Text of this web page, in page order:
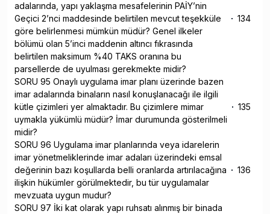
adalarında, yapı yaklaşma mesafelerinin PAİY’nin
Geçici 2’nci maddesinde belirtilen mevcut teşekküle
göre belirlenmesi mümkün müdür? Genel ilkeler
bölümü olan 5’inci maddenin altıncı fıkrasında
belirtilen maksimum %40 TAKS oranına bu
parsellerde de uyulması gerekmekte midir?
134
SORU 95 Onaylı uygulama imar planı üzerinde bazen
imar adalarında binaların nasıl konuşlanacağı ile ilgili
kütle çizimleri yer almaktadır. Bu çizimlere mimar
uymakla yükümlü müdür? İmar durumunda gösterilmeli
midir?
135
SORU 96 Uygulama imar planlarında veya idarelerin
imar yönetmeliklerinde imar adaları üzerindeki emsal
değerinin bazı koşullarda belli oranlarda artırılacağına
ilişkin hükümler görülmektedir, bu tür uygulamalar
mevzuata uygun mudur?
136
SORU 97 İki kat olarak yapı ruhsatı alınmış bir binada